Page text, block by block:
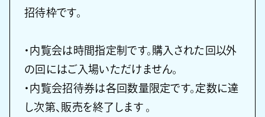
招待枠です。
・内覧会は時間指定制です。購入された回以外
の回にはご入場いただけません。
・内覧会招待券は各回数量限定です。定数に達
し次第、販売を終了します 。